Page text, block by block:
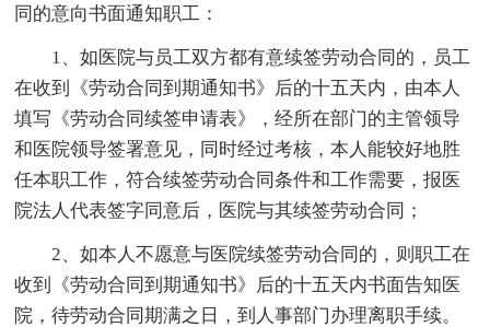
同的意向书面通知职工：
1、如医院与员工双方都有意续签劳动合同的，员工
在收到《劳动合同到期通知书》后的十五天内，由本人
填写《劳动合同续签申请表》，经所在部门的主管领导
和医院领导签署意见，同时经过考核，本人能较好地胜
任本职工作，符合续签劳动合同条件和工作需要，报医
院法人代表签字同意后，医院与其续签劳动合同；
2、如本人不愿意与医院续签劳动合同的，则职工在
收到《劳动合同到期通知书》后的十五天内书面告知医
院，待劳动合同期满之日，到人事部门办理离职手续。